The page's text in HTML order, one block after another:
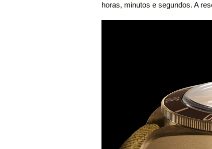
horas, minutos e segundos. A